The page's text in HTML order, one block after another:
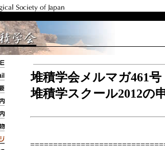
堆積学会メルマガ461号
堆積学スクール2012の